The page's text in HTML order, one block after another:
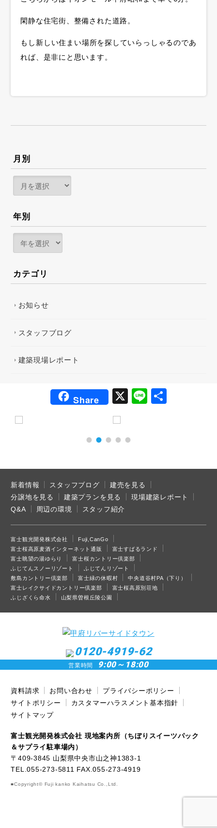
閑静な住宅街、整備された道路。
もし新しい住まい場所を探していらっしゃるのであ
れば、是非にと思います。
月別
年別
カテゴリ
お知らせ
スタッフブログ
建築現場レポート
Share X Li 共
新着情報 スタッフブログ
建売を見る
分譲地を見る
建築プランを見る
現場建築レポート
Q&A
周辺の環境 スタッフ紹介
富士観光開発株式会社
Fuji,CanGo
富士桜高原麦酒インターネット通販
富士すばるランド
富士眺望の湯ゆらり
富士桜カントリー倶楽部
ふじてんスノーリゾート
ふじてんリゾート
敷島カントリー倶楽部
富士緑の休暇村
中央道谷村PA（下り）
富士レイクサイドカントリー倶楽部
富士桜高原別荘地
ふじざくら命水
山梨県曽根丘陵公園
0120-4919-62
営業時間 9:00～18:00
資料請求 お問い合わせ
プライバシーポリシー
サイトポリシー
カスタマーハラスメント基本指針
サイトマップ
富士観光開発株式会社 現地案内所（ちぼりスイーツパック
＆サプライ駐車場内）
〒409-3845 山梨県中央市山之神1383-1
TEL.055-273-5811 FAX.055-273-4919
■Copyright© Fuji kanko Kaihatsu Co.,Ltd.